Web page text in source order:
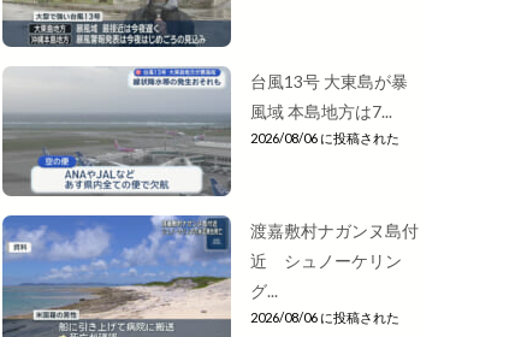
台風13号 大東島が暴
風域 本島地方は7...
2026/08/06 に投稿された
渡嘉敷村ナガンヌ島付
近 シュノーケリン
グ...
2026/08/06 に投稿された